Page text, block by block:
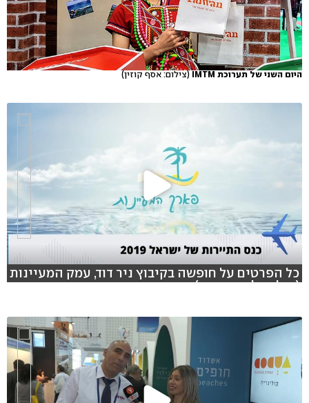
היום השני של תערוכת IMTM (צילום: אסף קוזין)
כל הפרטים על חופשה בקיבוץ ניר דוד, עמק המעיינות
(צילום: לייב פוקוס)